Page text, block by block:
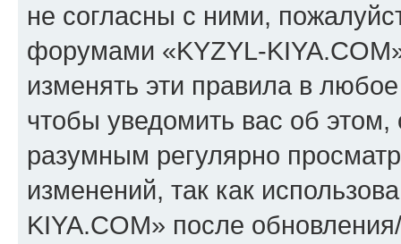
не согласны с ними,
форумами «KYZYL-
изменять эти правила в
чтобы уведомить вас об
разумным регулярно
изменений, так как
KIYA.COM» после